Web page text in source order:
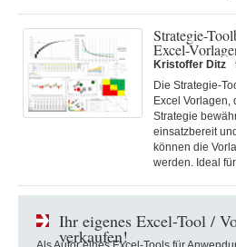
Strategie-
Excel-
Kristoffer Ditz
Die Strategie-
Excel Vorlagen,
Strategie
einsatzbereit
können die
werden. Ideal
Ihr eigenes Excel-Tool /
verkaufen!